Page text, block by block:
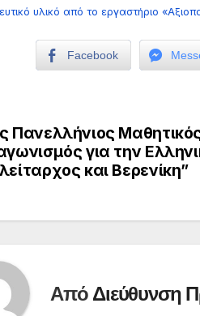
υλικό από το εργαστήριο
Facebook
Πανελλήνιος
για την
και Βερενίκη”
Από Διεύθυνση